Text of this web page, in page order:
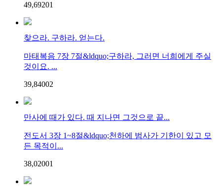
49,69201
찾으라. 구하라. 얻는다.
마태복음 7장 7절&ldquo;구하라, 그러면 너희에게 주실
것이요. ...
39,84002
만사에 때가 있다. 때 지나면 그것으로 끝...
전도서 3장 1~8절&ldquo;천하에 범사가 기한이 있고 모
든 목적이...
38,02001